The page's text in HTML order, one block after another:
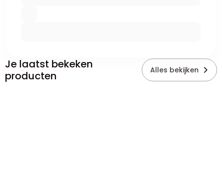
Je laatst bekeken
producten
Alles bekijken